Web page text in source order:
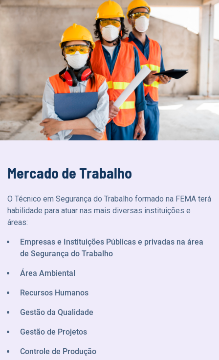
Mercado de Trabalho
O Técnico em Segurança do Trabalho formado na FEMA terá
habilidade para atuar nas mais diversas instituições e
áreas:
Empresas e Instituições Públicas e privadas na área
de Segurança do Trabalho
Área Ambiental
Recursos Humanos
Gestão da Qualidade
Gestão de Projetos
Controle de Produção